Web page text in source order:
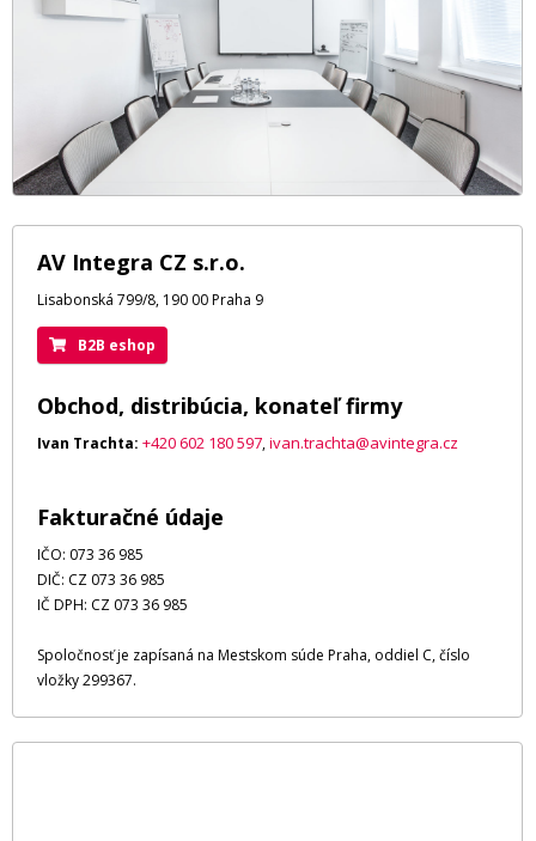
AV Integra CZ s.r.o.
Lisabonská 799/8, 190 00 Praha 9
B2B eshop
Obchod, distribúcia, konateľ firmy
Ivan Trachta: +420 602 180 597,ivan.trachta@avintegra.cz
Fakturačné údaje
IČO: 073 36 985
DIČ: CZ 073 36 985
IČ DPH: CZ 073 36 985
Spoločnosť je zapísaná na Mestskom súde Praha, oddiel C, číslo
vložky 299367.